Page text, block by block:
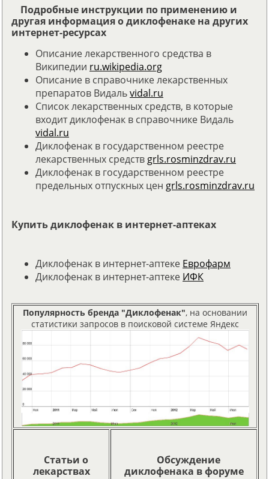
Подробные инструкции по применению и
другая информация о диклофенаке на других
интернет-ресурсах
Описание лекарственного средства в
Википедии ru.wikipedia.org
Описание в справочнике лекарственных
препаратов Видальvidal.ru
Список лекарственных средств, в которые
входит диклофенак в справочнике Видаль
vidal.ru
Диклофенак в государственном реестре
лекарственных средств grls.rosminzdrav.ru
Диклофенак в государственном реестре
предельных отпускных цен grls.rosminzdrav.ru
Купить диклофенак в интернет-аптеках
Диклофенак в интернет-аптеке Еврофарм
Диклофенак в интернет-аптеке ИФК
Популярность бренда "Диклофенак", на основании
статистики запросов в поисковой системе Яндекс
Статьи о
лекарствах
Обсуждение
диклофенака в форуме